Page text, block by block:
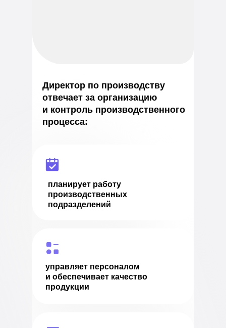
Директор по производству
отвечает за организацию
и контроль производственного
процесса:
планирует работу
производственных
подразделений
управляет персоналом
и обеспечивает качество
продукции